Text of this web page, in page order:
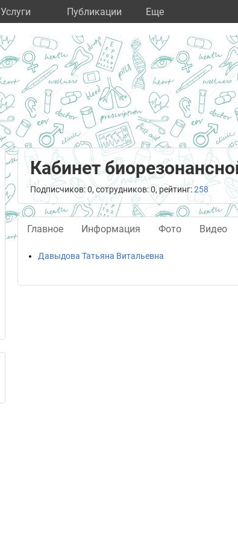
Услуги Публикации Eще
Кабинет
Подписчиков: 0, сотрудников: 0, рейтинг:258
Главное Информация Фото Видео
Давыдова Татьяна Витальевна